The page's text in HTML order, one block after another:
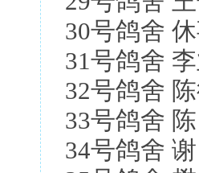
30号鸽舍
31号鸽舍
32号鸽舍
33号鸽舍
34号鸽舍